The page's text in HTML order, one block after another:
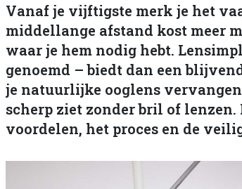
Vanaf je vijftigste merk je het
middellange afstand kost meer
waar je hem nodig hebt.
genoemd – biedt dan een
je natuurlijke ooglens
scherp ziet zonder bril of
voordelen, het proces en de